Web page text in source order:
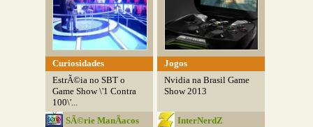
Curiosidades
EstrÃ©ia no SBT o
Game Show \'1 Contra
100\'...
SÃ©rie ManÃ­acos
Jogos
Nvidia na Brasil Game
Show 2013
InterNerdZ